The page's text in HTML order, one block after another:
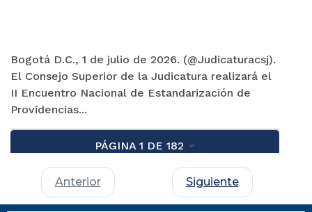
Bogotá D.C., 1 de julio de 2026. (@Judicaturacsj).
El Consejo Superior de la Judicatura realizará el
II Encuentro Nacional de Estandarización de
Providencias...
PÁGINA 1 DE 182
Anterior Siguiente